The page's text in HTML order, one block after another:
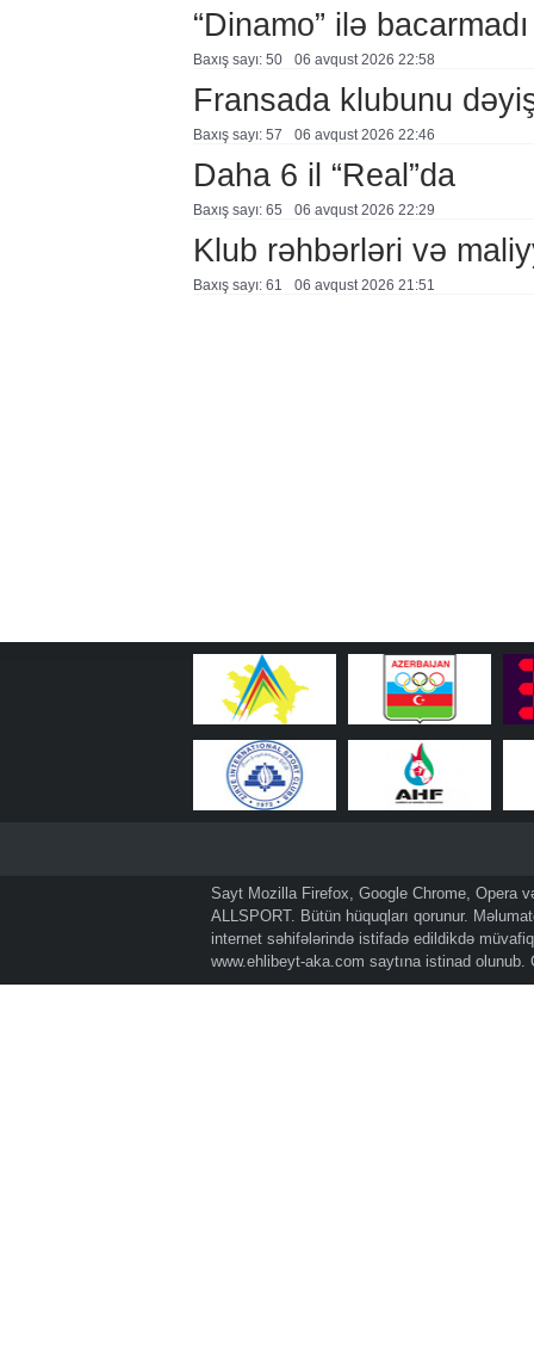
“Dinamo” ilə bacarmadı
Baxış sayı: 50 06 avqust 2026 22:58
Fransada klubunu
Baxış sayı: 57 06 avqust 2026 22:46
Daha 6 il “Real”da
Baxış sayı: 65 06 avqust 2026 22:29
Klub rəhbərləri və
Baxış sayı: 61 06 avqust 2026 21:51
Sayt Mozilla Firefox, Google Chrome, Opera
ALLSPORT. Bütün hüquqları qorunur.
internet səhifələrində istifadə edildikdə
www.ehlibeyt-aka.com saytına istinad olunub.